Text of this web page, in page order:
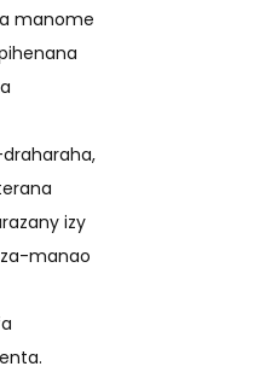
manome
izy
manao